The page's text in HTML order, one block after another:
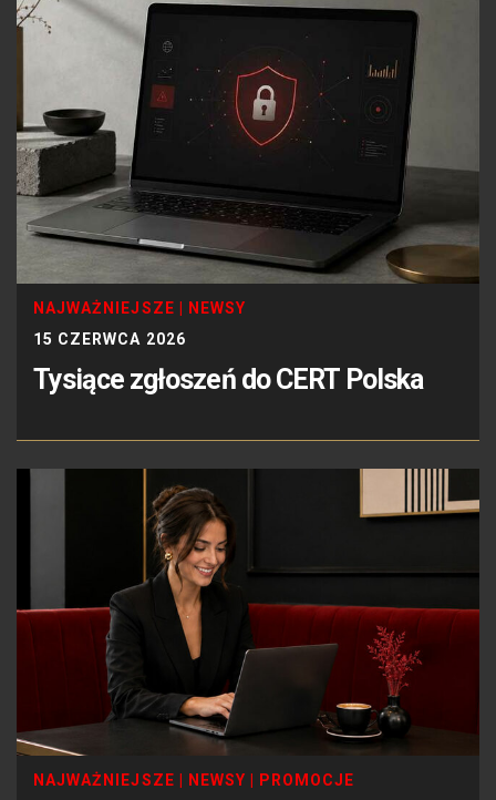
NAJWAŻNIEJSZE
NEWSY
15 CZERWCA 2026
Tysiące zgłoszeń do CERT Polska
NAJWAŻNIEJSZE NEWSY
PROMOCJE